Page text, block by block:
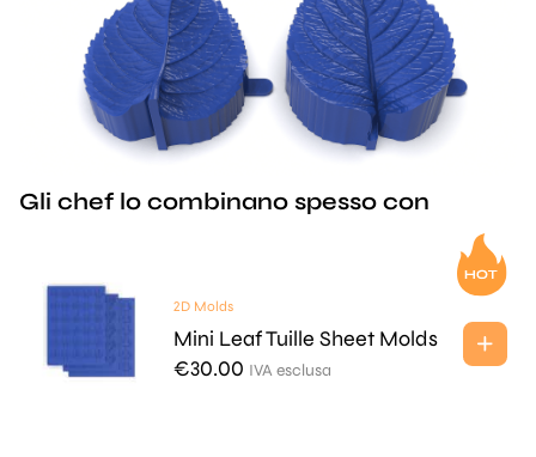
Gli chef lo combinano spesso con
2D Molds
Mini Leaf Tuille Sheet Molds
€30.00 IVA esclusa